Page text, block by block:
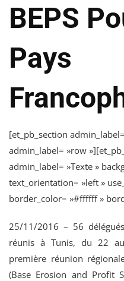
BEPS
Pays
[et_pb_section
admin_label= »row
admin_label= »Texte »
text_orientation= »left »
border_color= »#ffffff »
25/11/2016 – 56
réunis à Tunis, du 22
première réunion
(Base Erosion and Profit